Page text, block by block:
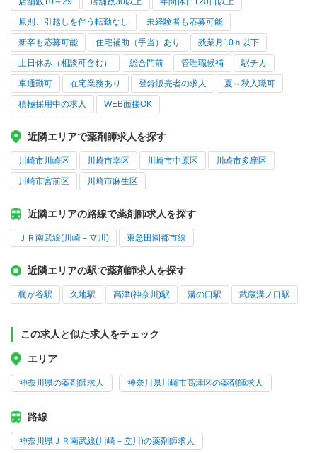
原則、引越しを伴う転勤なし 未経験者も応募可能
新卒も応募可能 住宅補助（手当）あり 残業月10ｈ以下
土日休み（相談可含む） 総合門前 管理職候補 駅チカ
車通勤可 在宅業務あり 登録販売者の求人 夏～秋入職可
積極採用中の求人 WEB面接OK
近隣エリアで薬剤師求人を探す
川崎市川崎区 川崎市幸区 川崎市中原区 川崎市多摩区
川崎市宮前区 川崎市麻生区
近隣エリアの路線で薬剤師求人を探す
ＪＲ南武線(川崎－立川) 東急田園都市線
近隣エリアの駅で薬剤師求人を探す
梶が谷駅 久地駅 高津(神奈川)駅 溝の口駅 武蔵溝ノ口駅
この求人と似た求人をチェック
エリア
神奈川県の薬剤師求人 神奈川県川崎市高津区の薬剤師求人
路線
神奈川県ＪＲ南武線(川崎－立川)の薬剤師求人